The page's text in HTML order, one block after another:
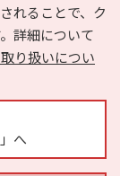
れることで、ク
詳細について
り扱いについ
へ